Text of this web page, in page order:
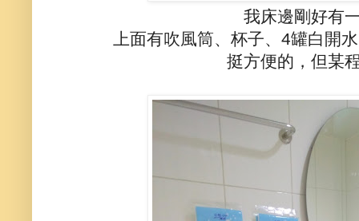
我床邊剛好有
上面有吹風筒、杯子、4罐白開
挺方便的，但某